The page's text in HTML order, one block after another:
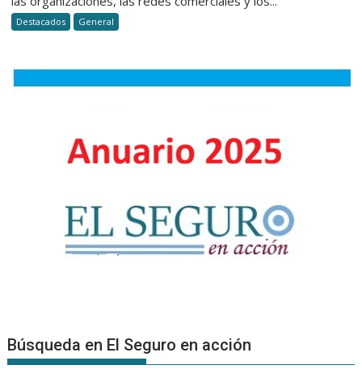
Destacados General
Búsqueda en El Seguro en acción